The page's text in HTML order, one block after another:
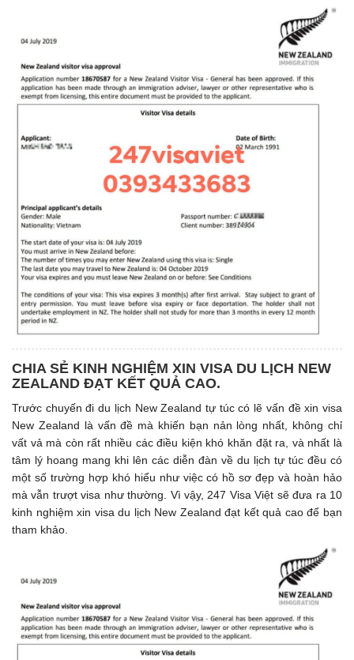
CHIA SẺ KINH NGHIỆM XIN VISA DU LỊCH NEW
ZEALAND ĐẠT KẾT QUẢ CAO.
Trước chuyến đi du lịch New Zealand tự túc có lẽ vấn đề xin visa
New Zealand là vấn đề mà khiến bạn nản lòng nhất, không chỉ
vất vả mà còn rất nhiều các điều kiện khó khăn đặt ra, và nhất là
tâm lý hoang mang khi lên các diễn đàn về du lịch tự túc đều có
một số trường hợp khó hiểu như việc có hồ sơ đẹp và hoàn hảo
mà vẫn trượt visa như thường. Vì vậy, 247 Visa Việt sẽ đưa ra 10
kinh nghiệm xin visa du lịch New Zealand đạt kết quả cao để bạn
tham khảo.